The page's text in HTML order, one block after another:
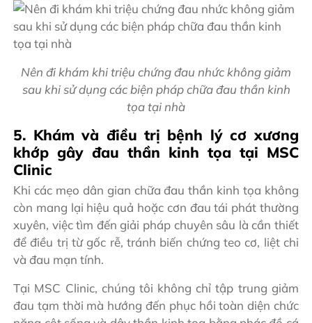
Nên đi khám khi triệu chứng đau nhức không giảm
sau khi sử dụng các biện pháp chữa đau thần kinh
tọa tại nhà
5. Khám và điều trị bệnh lý cơ xương
khớp gây đau thần kinh tọa tại MSC
Clinic
Khi các mẹo dân gian chữa đau thần kinh tọa không
còn mang lại hiệu quả hoặc cơn đau tái phát thường
xuyên, việc tìm đến giải pháp chuyên sâu là cần thiết
để điều trị từ gốc rễ, tránh biến chứng teo cơ, liệt chi
và đau mạn tính.
Tại MSC Clinic, chúng tôi không chỉ tập trung giảm
đau tạm thời mà hướng đến phục hồi toàn diện chức